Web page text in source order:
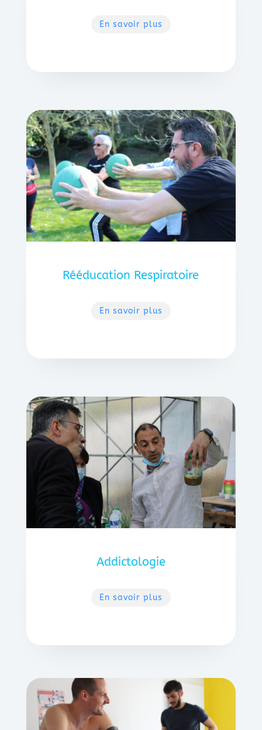
En savoir plus
Rééducation Respiratoire
En savoir plus
Addictologie
En savoir plus